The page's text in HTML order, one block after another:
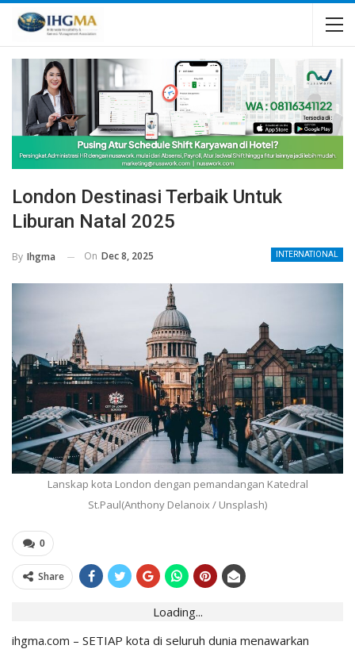
London Destinasi Terbaik Untuk
Liburan Natal 2025
INTERNATIONAL
By Ihgma On Dec 8, 2025
Lanskap kota London dengan pemandangan Katedral
St.Paul(Anthony Delanoix / Unsplash)
0
Share
Loading...
ihgma.com – SETIAP kota di seluruh dunia menawarkan